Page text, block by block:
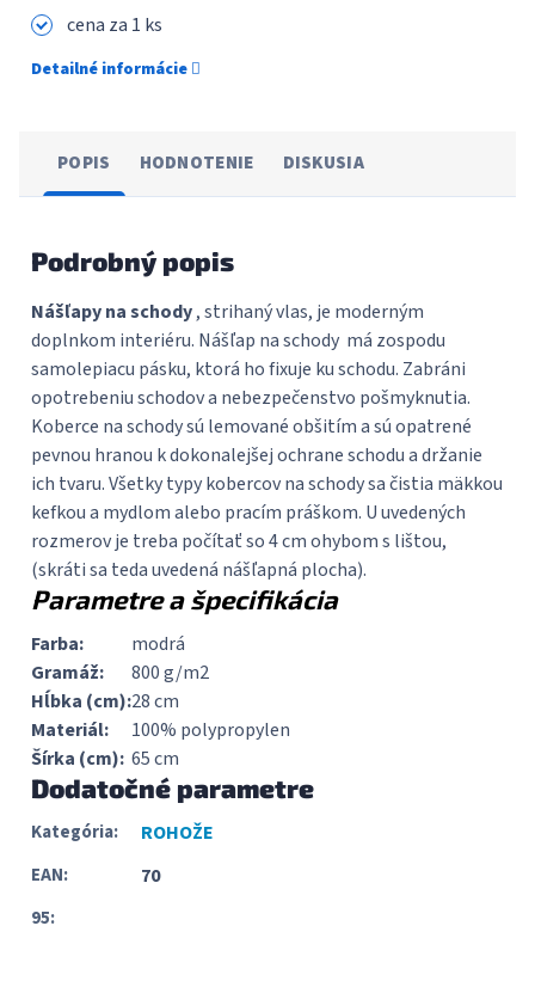
cena za 1 ks
Detailné informácie
POPIS HODNOTENIE DISKUSIA
Podrobný popis
Nášľapy na schody, strihaný vlas, je moderným
doplnkom interiéru. Nášľap na schody má zospodu
samolepiacu pásku, ktorá ho fixuje ku schodu. Zabráni
opotrebeniu schodov a nebezpečenstvo pošmyknutia.
Koberce na schody sú lemované obšitím a sú opatrené
pevnou hranou k dokonalejšej ochrane schodu a držanie
ich tvaru. Všetky typy kobercov na schody sa čistia mäkkou
kefkou a mydlom alebo pracím práškom. U uvedených
rozmerov je treba počítať so 4 cm ohybom s lištou,
(skráti sa teda uvedená nášľapná plocha).
Parametre a špecifikácia
Farba:
modrá
Gramáž:
800 g/m2
Hĺbka (cm):28 cm
Materiál:
100% polypropylen
Šírka (cm): 65 cm
Dodatočné parametre
Kategória: ROHOŽE
EAN: 70
95: